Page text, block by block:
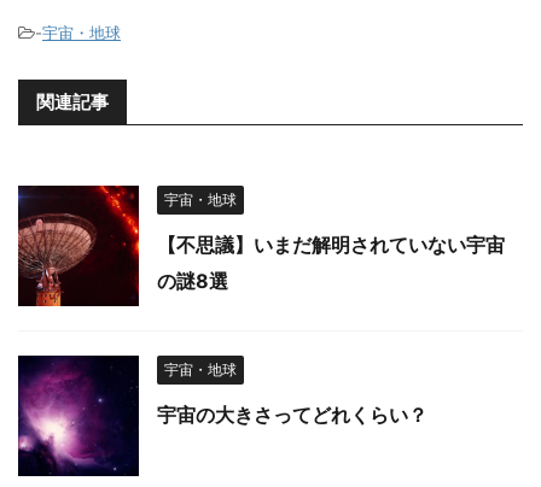
-宇宙・地球
関連記事
宇宙・地球
【不思議】いまだ解明されていない宇宙
の謎8選
宇宙・地球
宇宙の大きさってどれくらい？